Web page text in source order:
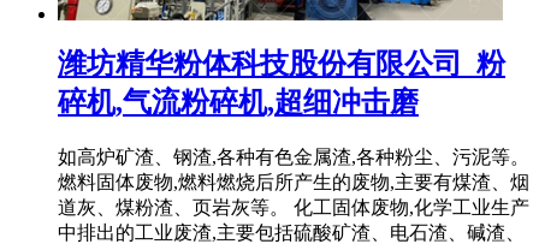
潍坊精华粉体科技股份有限公司_粉
碎机,气流粉碎机,超细冲击磨
如高炉矿渣、钢渣,各种有色金属渣,各种粉尘、污泥等。
燃料固体废物,燃料燃烧后所产生的废物,主要有煤渣、烟
道灰、煤粉渣、页岩灰等。 化工固体废物,化学工业生产
中排出的工业废渣,主要包括硫酸矿渣、电石渣、碱渣、